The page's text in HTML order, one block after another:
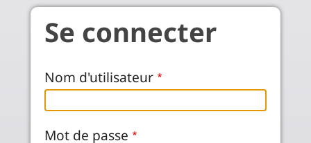
Aller au contenu principal
Se connecter
Nom d'utilisateur
Mot de passe